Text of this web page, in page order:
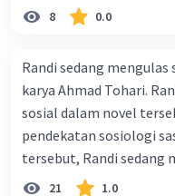
serangan virus corona
D. Virus corona
8 0.0
Randi sedang
karya Ahmad Tohari.
sosial dalam novel
pendekatan sosiologi sastra. Berdasarkan
tersebut, Randi sedang
deskriptif B.
21 1.0